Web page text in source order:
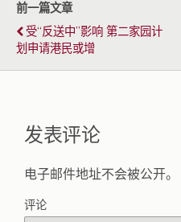
前一篇文章
受“反送中”影响 第二家园计
划申请港民或增
发表评论
电子邮件地址不会被公开。
评论